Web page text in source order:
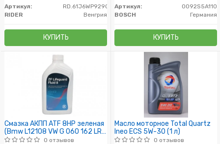
Артикул:
RD.61J6WP9290
RIDER
Венгрия
КУПИТЬ
Артикул:
0092S5A110
BOSCH
Германия
КУПИТЬ
Смазка АКПП ATF 8HP зеленая
(Bmw L12108 VW G 060 162 LR
023288) 1L
0 отзывов
Масло моторное Total Quartz
Ineo ECS 5W-30 (1 л)
0 отзывов